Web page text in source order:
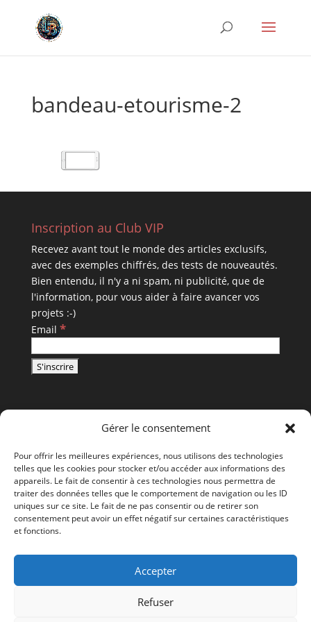
Gérer le consentement
Pour offrir les meilleures expériences, nous utilisons des technologies
telles que les cookies pour stocker et/ou accéder aux informations des
appareils. Le fait de consentir à ces technologies nous permettra de
traiter des données telles que le comportement de navigation ou les ID
uniques sur ce site. Le fait de ne pas consentir ou de retirer son
consentement peut avoir un effet négatif sur certaines caractéristiques
et fonctions.
Accepter
Refuser
bandeau-etourisme-2
Inscription au Club VIP
Recevez avant tout le monde des articles exclusifs,
avec des exemples chiffrés, des tests de nouveautés.
Bien entendu, il n'y a ni spam, ni publicité, que de
l'information, pour vous aider à faire avancer vos
projets :-)
Email *